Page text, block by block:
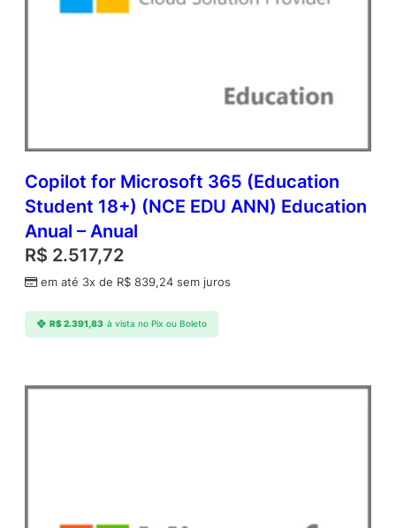
Copilot for Microsoft 365 (Education
Student 18+) (NCE EDU ANN) Education
Anual – Anual
R$ 2.517,72
em até 3x de R$ 839,24 sem juros
R$2.391,83 à vista no Pix ou Boleto